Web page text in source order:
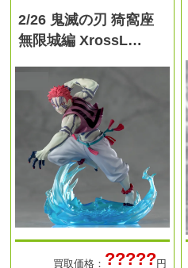
2/26 鬼滅の刃 猗窩座
無限城編 XrossL…
買取価格： ?????円